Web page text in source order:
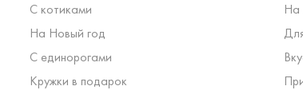
С котиками
На
На Новый год
С единорогами
Кружки в подарок